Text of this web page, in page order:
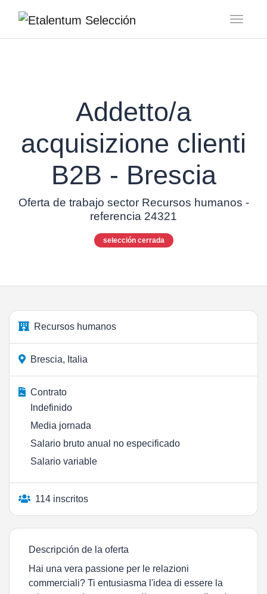
Addetto/a
acquisizione clienti
B2B - Brescia
Oferta de trabajo sector Recursos humanos -
referencia 24321
selección cerrada
Recursos humanos
Brescia, Italia
Contrato
Indefinido
Media jornada
Salario bruto anual no especificado
Salario variable
114 inscritos
Descripción de la oferta
Hai una vera passione per le relazioni
commerciali? Ti entusiasma l'idea di essere la